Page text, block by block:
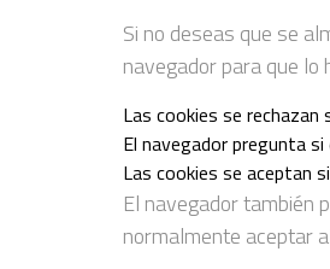
Si no deseas que se
navegador para que
Las cookies se rechazan
El navegador pregunta
Las cookies se aceptan
El navegador también
normalmente aceptar